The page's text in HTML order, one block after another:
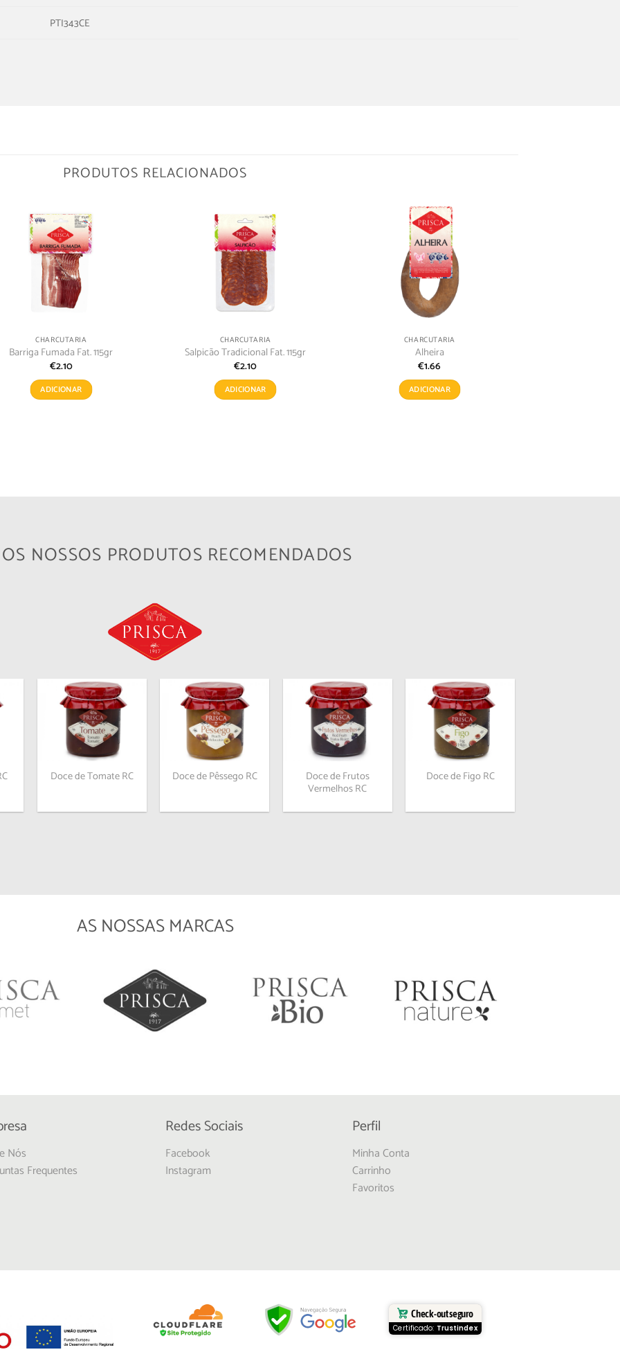
PTI343CE
PRODUTOS RELACIONADOS
CHARCUTARIA
Barriga Fumada Fat. 115gr
€2.10
ADICIONAR
CHARCUTARIA
Salpicão Tradicional Fat. 115gr
€2.10
ADICIONAR
CHARCUTARIA
Alheira
€1.66
ADICIONAR
NOSSOS PRODUTOS RECOMENDADOS
Adicionar
aos
meus
desejos
Doce de Tomate RC
Adicionar
aos
meus
desejos
Doce de Pêssego RC
Adicionar
aos
meus
desejos
Doce de Frutos
Vermelhos RC
Adicionar
aos
meus
desejos
Doce de Figo RC
AS NOSSAS MARCAS
Nós
Frequentes
Redes Sociais
Facebook
Instagram
Perfil
Minha Conta
Carrinho
Favoritos
Check-out seguro
Certificado: Trustindex